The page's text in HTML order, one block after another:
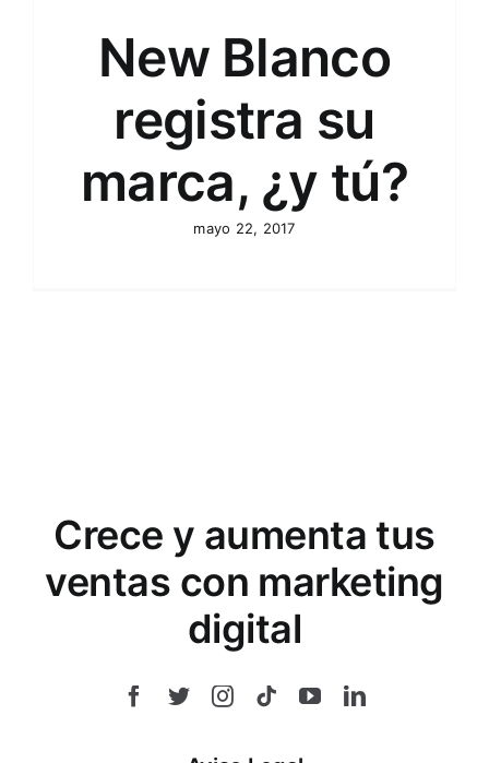
New Blanco
registra su
marca, ¿y tú?
mayo 22, 2017
Crece y aumenta tus
ventas con marketing
digital